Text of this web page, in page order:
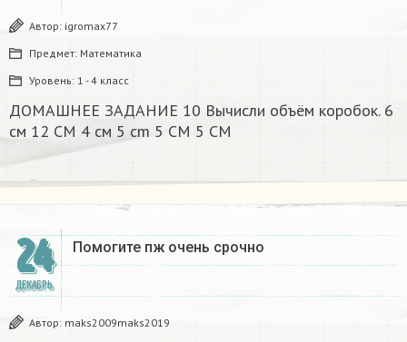
Автор: igromax77
Предмет: Математика
Уровень: 1 - 4 класс
ДОМАШНЕЕ ЗАДАНИЕ 10 Вычисли объём коробок. 6
см 12 CM 4 см 5 cm 5 CM 5 CM​
24
ДЕКАБРЬ
Помогите пж очень срочно​
Автор: maks2009maks2019